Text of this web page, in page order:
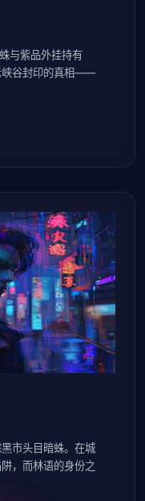
与紫品外挂持有
峡谷封印的真相——
市头目暗蛛。在城
，而林语的身份之